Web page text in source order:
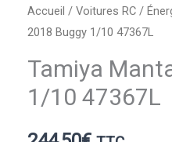
Accueil /Voitures RC /
2018 Buggy 1/10 47367L
Tamiya
1/10 47367L